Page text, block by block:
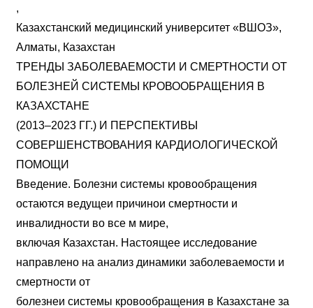
,
Казахстанский медицинский университет «ВШОЗ»,
Алматы, Казахстан
ТРЕНДЫ ЗАБОЛЕВАЕМОСТИ И СМЕРТНОСТИ ОТ
БОЛЕЗНЕЙ СИСТЕМЫ КРОВООБРАЩЕНИЯ В
КАЗАХСТАНЕ
(2013–2023 ГГ.) И ПЕРСПЕКТИВЫ
СОВЕРШЕНСТВОВАНИЯ КАРДИОЛОГИЧЕСКОЙ
ПОМОЩИ
Введение. Болезни системы кровообращения
остаются ведущеи причинои смертности и
инвалидности во все м мире,
включая Казахстан. Настоящее исследование
направлено на анализ динамики заболеваемости и
смертности от
болезнеи системы кровообращения в Казахстане за